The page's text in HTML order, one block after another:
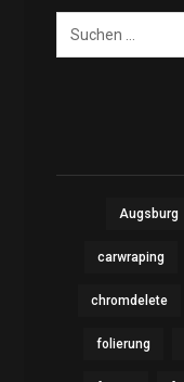
Augsburg
carwraping
chromdelete
folierung